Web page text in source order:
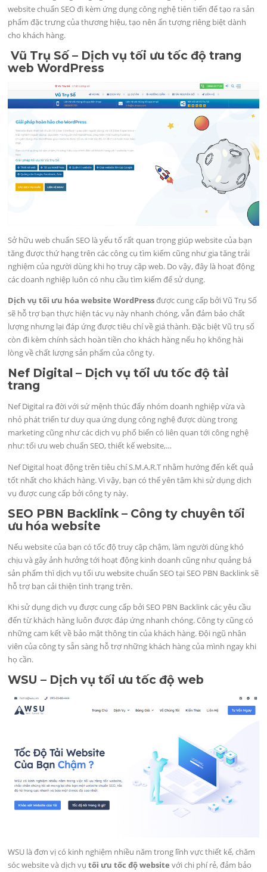
website chuẩn SEO đi kèm ứng dụng công nghệ tiên tiến để tạo ra sản
phẩm đặc trưng của thương hiệu, tạo nên ấn tượng riêng biệt dành
cho khách hàng.
Vũ Trụ Số – Dịch vụ tối ưu tốc độ trang
web WordPress
Sở hữu web chuẩn SEO là yếu tố rất quan trọng giúp website của bạn
tăng được thứ hạng trên các công cụ tìm kiếm cũng như gia tăng trải
nghiệm của người dùng khi họ truy cập web. Do vậy, đây là hoạt động
các doanh nghiệp luôn có nhu cầu tìm kiếm để sử dụng.
Dịch vụ tối ưu hóa website WordPressđược cung cấp bởi Vũ Trụ Số
sẽ hỗ trợ bạn thực hiện tác vụ này nhanh chóng, vẫn đảm bảo chất
lượng nhưng lại đáp ứng được tiêu chí về giá thành. Đặc biệt Vũ trụ số
còn đi kèm chính sách hoàn tiền cho khách hàng nếu họ không hài
lòng về chất lượng sản phẩm của công ty.
Nef Digital – Dịch vụ tối ưu tốc độ tải
trang
Nef Digital ra đời với sứ mệnh thúc đẩy nhóm doanh nghiệp vừa và
nhỏ phát triển tư duy qua ứng dụng công nghệ được dùng trong
marketing cũng như các dịch vụ phổ biến có liên quan tới công nghệ
như: tối ưu web chuẩn SEO, thiết kế website,…
Nef Digital hoạt động trên tiêu chí S.M.A.R.T nhằm hướng đến kết quả
tốt nhất cho khách hàng. Vì vậy, bạn có thể yên tâm khi sử dụng dịch
vụ được cung cấp bởi công ty này.
SEO PBN Backlink – Công ty chuyên tối
ưu hóa website
Nếu website của bạn có tốc độ truy cập chậm, làm người dùng khó
chịu và gây ảnh hưởng tới hoạt động kinh doanh cũng như quảng bá
sản phẩm thì dịch vụ tối ưu website chuẩn SEO tại SEO PBN Backlink sẽ
hỗ trợ bạn cải thiện tình trạng trên.
Khi sử dụng dịch vụ được cung cấp bởi SEO PBN Backlink các yêu cầu
đến từ khách hàng luôn được đáp ứng nhanh chóng. Công ty cũng có
những cam kết về bảo mật thông tin của khách hàng. Đội ngũ nhân
viên của công ty sẵn sàng hỗ trợ những khách hàng của mình ngay khi
họ cần.
WSU – Dịch vụ tối ưu tốc độ web
WSU là đơn vị có kinh nghiệm nhiều năm trong lĩnh vực thiết kế, chăm
sóc website và dịch vụtối ưu tốc độ website với chi phí rẻ, đảm bảo